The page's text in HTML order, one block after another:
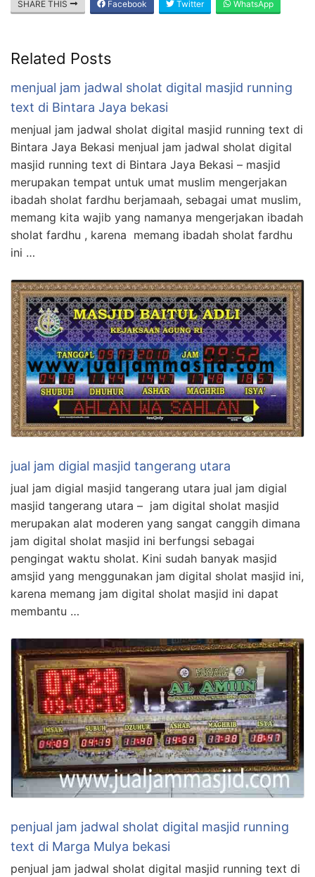
SHARE THIS Facebook Twitter WhatsApp
Related Posts
menjual jam jadwal sholat digital masjid running
text di Bintara Jaya bekasi
menjual jam jadwal sholat digital masjid running text di
Bintara Jaya Bekasi menjual jam jadwal sholat digital
masjid running text di Bintara Jaya Bekasi – masjid
merupakan tempat untuk umat muslim mengerjakan
ibadah sholat fardhu berjamaah, sebagai umat muslim,
memang kita wajib yang namanya mengerjakan ibadah
sholat fardhu , karena memang ibadah sholat fardhu
ini …
jual jam digial masjid tangerang utara
jual jam digial masjid tangerang utara jual jam digial
masjid tangerang utara – jam digital sholat masjid
merupakan alat moderen yang sangat canggih dimana
jam digital sholat masjid ini berfungsi sebagai
pengingat waktu sholat. Kini sudah banyak masjid
amsjid yang menggunakan jam digital sholat masjid ini,
karena memang jam digital sholat masjid ini dapat
membantu …
penjual jam jadwal sholat digital masjid running
text di Marga Mulya bekasi
penjual jam jadwal sholat digital masjid running text di